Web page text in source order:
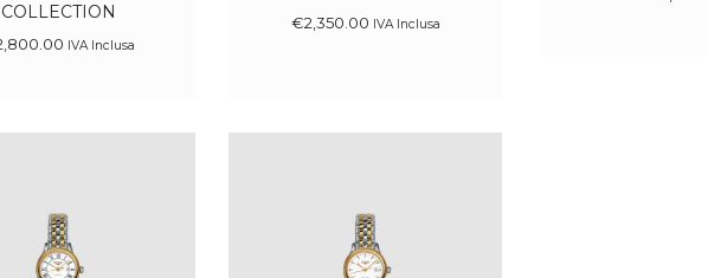
COLLECTION
.00 IVA Inclusa
€2,350.00 IVA Inclusa